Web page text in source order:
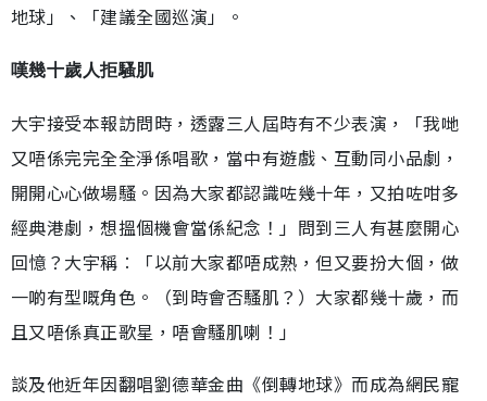
地球」、「建議全國巡演」。
嘆幾十歲人拒騷肌
大宇接受本報訪問時，透露三人屆時有不少表演，「我哋
又唔係完完全全淨係唱歌，當中有遊戲、互動同小品劇，
開開心心做場騷。因為大家都認識咗幾十年，又拍咗咁多
經典港劇，想搵個機會當係紀念！」問到三人有甚麼開心
回憶？大宇稱︰「以前大家都唔成熟，但又要扮大個，做
一啲有型嘅角色。（到時會否騷肌？）大家都幾十歲，而
且又唔係真正歌星，唔會騷肌喇！」
談及他近年因翻唱劉德華金曲《倒轉地球》而成為網民寵